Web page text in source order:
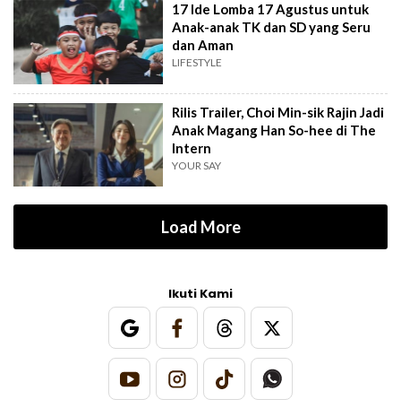
17 Ide Lomba 17 Agustus untuk
Anak-anak TK dan SD yang Seru
dan Aman
LIFESTYLE
Rilis Trailer, Choi Min-sik Rajin Jadi
Anak Magang Han So-hee di The
Intern
YOUR SAY
Load More
Ikuti Kami